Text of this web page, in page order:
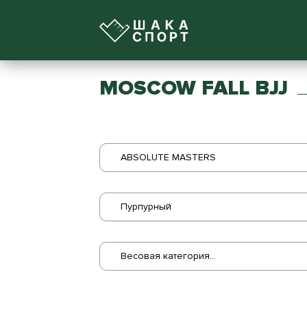
MOSCOW FALL BJJ
ABSOLUTE MASTERS
Пурпурный
Весовая категория...